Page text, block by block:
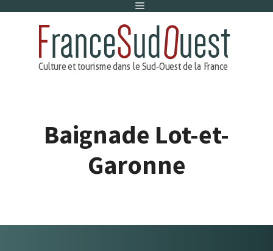
Menu
Baignade Lot-et-
Garonne